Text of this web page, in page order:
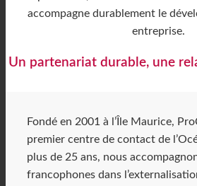
accompagne durablement le
entreprise.
Un partenariat durable, une
Fondé en 2001 à l’Île Maurice,
premier centre de contact de
plus de 25 ans, nous
francophones dans